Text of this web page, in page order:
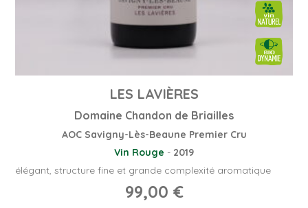
LES LAVIÈRES
Domaine Chandon de Briailles
AOC Savigny-Lès-Beaune Premier Cru
Vin Rouge - 2019
élégant, structure fine et grande complexité aromatique
99,00 €